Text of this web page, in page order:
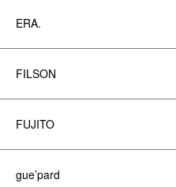
ERA.
FILSON
FUJITO
gue’pard